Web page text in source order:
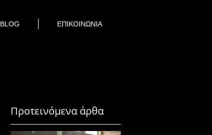
Προτεινόμενα άρθα
BLOG ΕΠΙΚΟΙΝΩΝΙΑ